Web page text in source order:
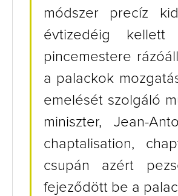
módszer precíz
évtizedéig kellett
pincemestere
a palackok
emelését szolgáló
miniszter, Jean-
chaptalisation,
csupán azért
fejeződött be a